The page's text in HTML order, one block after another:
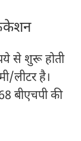
से शुरू होती
लीटर है।
बीएचपी की